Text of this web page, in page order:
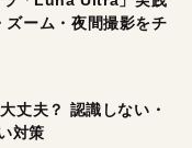
ーム・夜間撮影をチ
丈夫？ 認識しない・
対策